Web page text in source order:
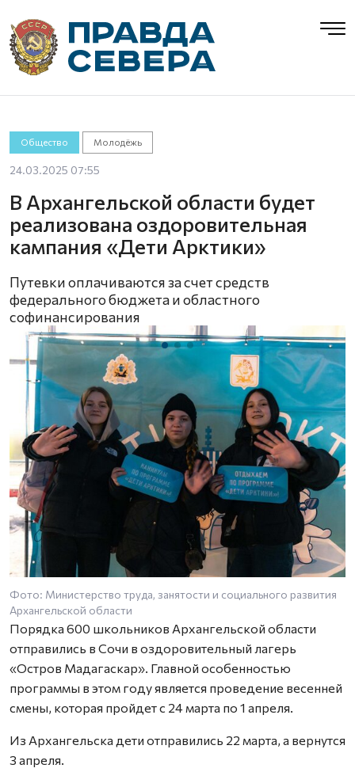
Общество Молодёжь
24.03.2025 07:55
В Архангельской области будет
реализована оздоровительная
кампания «Дети Арктики»
Путевки оплачиваются за счет средств
федерального бюджета и областного
софинансирования
Фото: Министерство труда, занятости и социального развития
Архангельской области
Порядка 600 школьников Архангельской области
отправились в Сочи в оздоровительный лагерь
«Остров Мадагаскар». Главной особенностью
программы в этом году является проведение весенней
смены, которая пройдет с 24 марта по 1 апреля.
Из Архангельска дети отправились 22 марта, а вернутся
3 апреля.